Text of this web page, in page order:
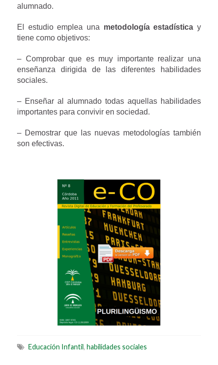
alumnado.
El estudio emplea una metodología estadística y
tiene como objetivos:
– Comprobar que es muy importante realizar una
enseñanza dirigida de las diferentes habilidades
sociales.
– Enseñar al alumnado todas aquellas habilidades
importantes para convivir en sociedad.
– Demostrar que las nuevas metodologías también
son efectivas.
Educación Infantil, habilidades sociales